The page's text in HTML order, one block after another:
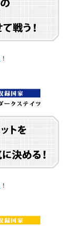
！
！